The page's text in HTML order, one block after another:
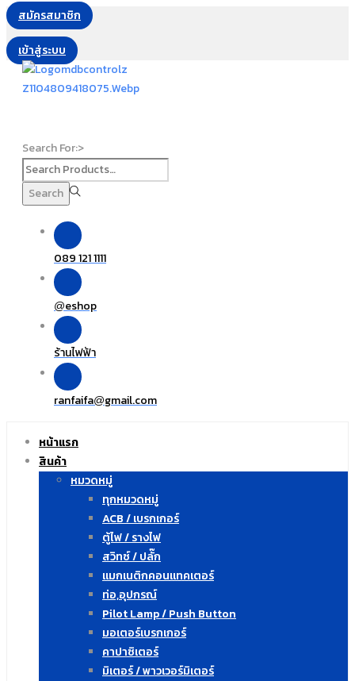
สมัครสมาชิก
เข้าสู่ระบบ
Search For:>
Search
089 121 1111
@eshop
ร้านไฟฟ้า
ranfaifa@gmail.com
หน้าแรก
สินค้า
หมวดหมู่
ทุกหมวดหมู่
ACB / เบรกเกอร์
ตู้ไฟ / รางไฟ
สวิทซ์ / ปลั๊ก
แมกเนติกคอนแทคเตอร์
ท่อ,อุปกรณ์
Pilot Lamp / Push Button
มอเตอร์เบรกเกอร์
คาปาซิเตอร์
มิเตอร์ / พาวเวอร์มิเตอร์